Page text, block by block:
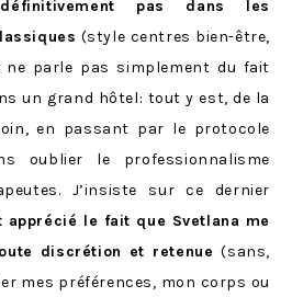
pas dans les
(style centres bien-être,
ne parle pas simplement du fait
un grand hôtel: tout y est, de la
en passant par le protocole
oublier le professionnalisme
J’insiste sur ce dernier
apprécié le fait que Svetlana me
discrétion et retenue(sans,
mes préférences, mon corps ou